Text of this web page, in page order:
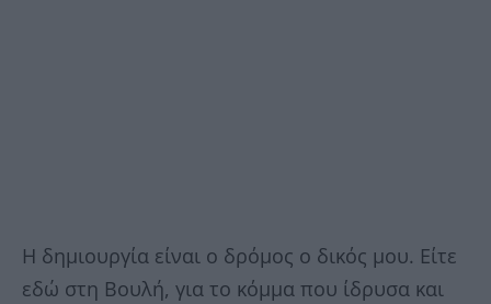
Η δημιουργία είναι ο δρόμος ο δικός μου. Είτε
εδώ στη Βουλή, για το κόμμα που ίδρυσα και